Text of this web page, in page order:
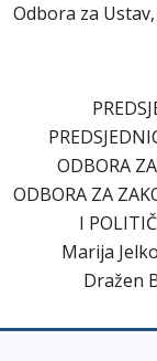
Odbora za
ODBORA
ODBORA ZA
I
Marija
Dražen